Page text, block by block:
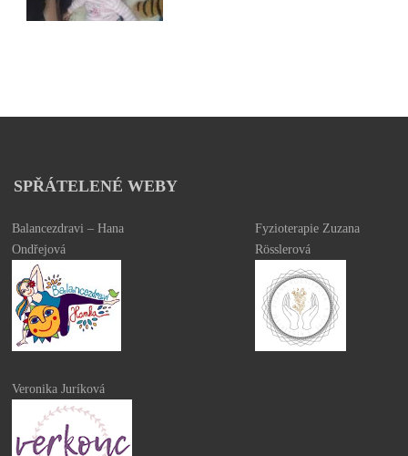
SPŘÁTELENÉ WEBY
Balancezdravi – Hana
Ondřejová
Fyzioterapie Zuzana
Rösslerová
Veronika Juríková